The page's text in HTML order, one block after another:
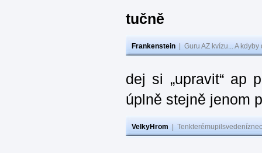
tučně
Frankenstein Guru AZ kvízu... A
dej si „upravit“ ap
úplně stejně jenom
VelkyHrom